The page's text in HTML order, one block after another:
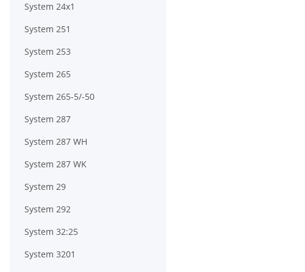
System 24x1
System 251
System 253
System 265
System 265-5/-50
System 287
System 287 WH
System 287 WK
System 29
System 292
System 32:25
System 3201